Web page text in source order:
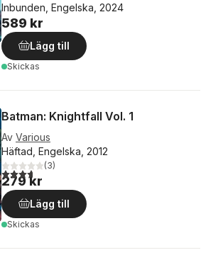
Inbunden, Engelska, 2024
589 kr
Lägg till
Skickas
Batman: Knightfall Vol. 1
Av Various
Häftad, Engelska, 2012
3,7utav 5 stjärnor. Totalt antal röster:
(3)
279 kr
Lägg till
Skickas